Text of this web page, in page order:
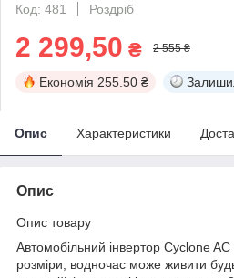
Код: 481
Роздріб
2 299,50 ₴ 2 555 ₴
Економія 255.50 ₴
Опис Характеристики
Опис
Опис товару
Автомобільний інвертор Cyclone
розміри, водночас може живити